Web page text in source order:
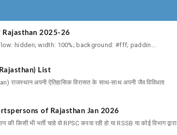
Rajasthan 2025-26
hidden; width: 100%; background: #fff; paddin...
Rajasthan) List
अपनी ऐतिहासिक विरासत के साथ-साथ अपनी जैव विविधता
of Rajasthan Jan 2026
भी भर्ती चाहे वो RPSC करवा रही हो या RSSB या कोई विभाग द्वारा